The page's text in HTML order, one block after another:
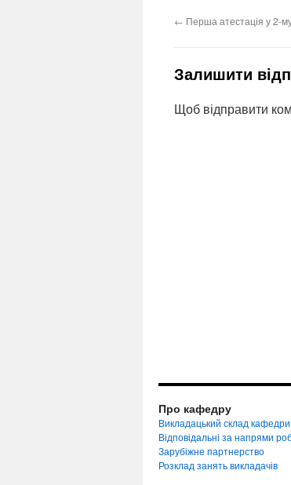
← Перша атестація у 2-
Залишити
Щоб відправити
Про кафедру
Викладацький склад кафедри
Відповідальні за напрями
Зарубіжне партнерство
Розклад занять викладачів